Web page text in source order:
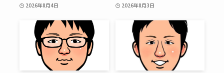
2026年8月4日 2026年8月3日